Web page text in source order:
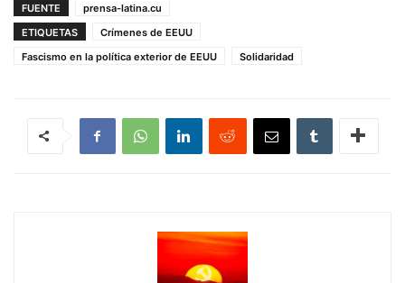
FUENTE
prensa-latina.cu
ETIQUETAS
Crímenes de EEUU
Fascismo en la política exterior de EEUU
Solidaridad